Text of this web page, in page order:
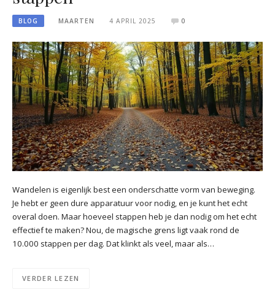
BLOG MAARTEN 4 APRIL 2025 0
Wandelen is eigenlijk best een onderschatte vorm van beweging.
Je hebt er geen dure apparatuur voor nodig, en je kunt het echt
overal doen. Maar hoeveel stappen heb je dan nodig om het echt
effectief te maken? Nou, de magische grens ligt vaak rond de
10.000 stappen per dag. Dat klinkt als veel, maar als…
VERDER LEZEN